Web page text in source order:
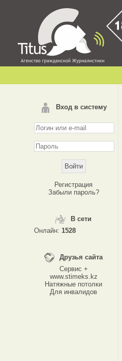
Вход в систему
Регистрация
Забыли пароль?
В сети
Онлайн: 1528
Друзья сайта
Сервис +
www.stimeks.kz
Натяжные потолки
Для инвалидов